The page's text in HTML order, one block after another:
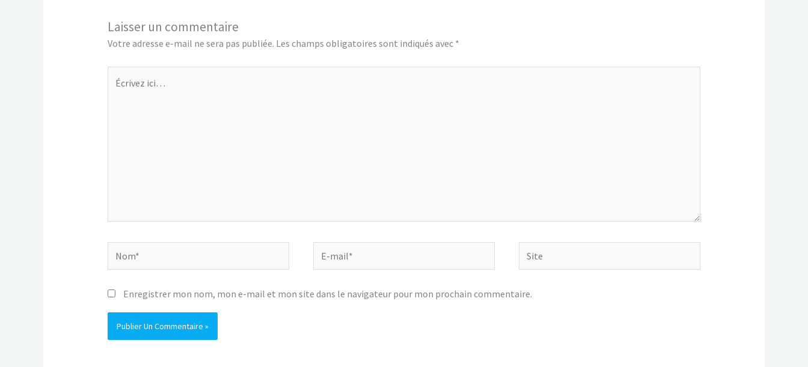
Laisser un commentaire
Votre adresse e-mail ne sera pas publiée. Les champs obligatoires sont indiqués avec *
Nom*
mail*
Site
Enregistrer mon nom, mon e-mail et mon site dans le navigateur pour mon prochain commentaire.